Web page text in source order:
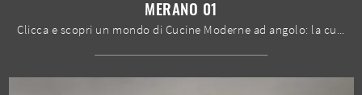
MERANO 01
Clicca e scopri un mondo di Cucine Moderne ad angolo: la cucina Merano 01 Spar in laccato opaco ti aspetta!